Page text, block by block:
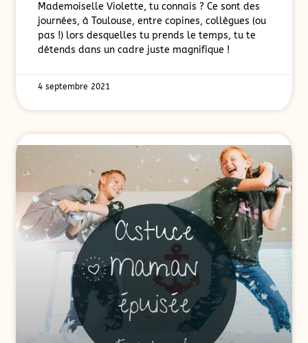
Mademoiselle Violette, tu connais ? Ce sont des
journées, à Toulouse, entre copines, collègues (ou
pas !) lors desquelles tu prends le temps, tu te
détends dans un cadre juste magnifique !
4 septembre 2021